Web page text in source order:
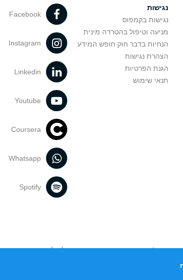
נגישות
נגישות בקמפוס
מניעה וטיפול בהטרדה מינית
הנחיות בדבר חוק חופש המידע
הצהרת נגישות
הגנת הפרטיות
תנאי שימוש
Facebook
Instagram
Linkedin
Youtube
Coursera
Whatsapp
Spotify
פה ו/או השימוש שנעשה בתכנים אלה לדעתך מפר זכויות